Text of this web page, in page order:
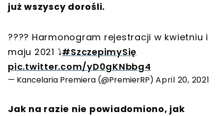
już wszyscy dorośli.
???? Harmonogram rejestracji w kwietniu i
maju 2021 ⤵️#SzczepimySię
pic.twitter.com/yD0gKNbbg4
— Kancelaria Premiera (@PremierRP) April 20, 2021
Jak na razie nie powiadomiono, jak